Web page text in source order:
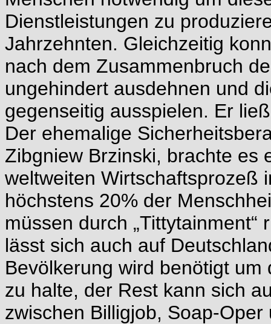
Dienstleistungen zu
Jahrzehnten. Gleichzeitig
nach dem Zusammenbruch
ungehindert ausdehnen und
gegenseitig ausspielen. Er
Der ehemalige
Zibgniew Brzinski, brachte es
weltweiten Wirtschaftsprozeß
höchstens 20% der
müssen durch
lässt sich auch auf
Bevölkerung wird benötigt
zu halte, der Rest kann sich
zwischen Billigjob, Soap-